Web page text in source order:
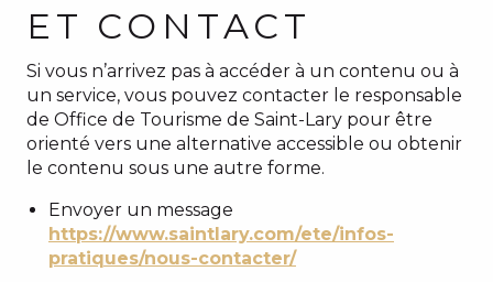
ET CONTACT
Si vous n’arrivez pas à accéder à un contenu ou à
un service, vous pouvez contacter le responsable
de Office de Tourisme de Saint-Lary pour être
orienté vers une alternative accessible ou obtenir
le contenu sous une autre forme.
Envoyer un message
https://www.saintlary.com/ete/infos-
pratiques/nous-contacter/